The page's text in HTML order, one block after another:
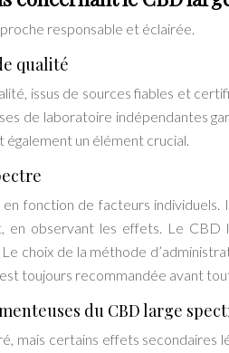
responsable et éclairée.
qualité
issus de sources fiables et
de laboratoire indépendantes
un élément crucial.
en fonction de facteurs
en observant les effets. Le CBD
choix de la méthode
toujours recommandée avant
du CBD large
mais certains effets secondaires